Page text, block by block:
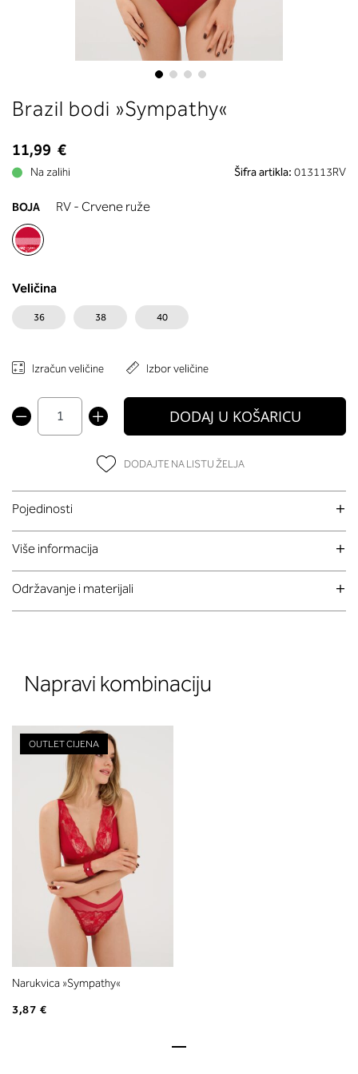
to
beginning
the
images
gallery
Brazil bodi »Sympathy«
11,99 €
Na zalihi Šifra artikla: 013113RV
BOJA RV - Crvene ruže
Veličina
36 38 40
Izračun veličine Izbor veličine
DODAJ U KOŠARICU
DODAJTE NA LISTU ŽELJA
Pojedinosti
Više informacija
Održavanje i materijali
Napravi kombinaciju
OUTLET CIJENA
Narukvica »Sympathy«
3,87 €
boste prebrali, katera globina
ustreza vaši meri (A, B …) – iščite v
stolpcu, ki ste ga določili s
obsegom.